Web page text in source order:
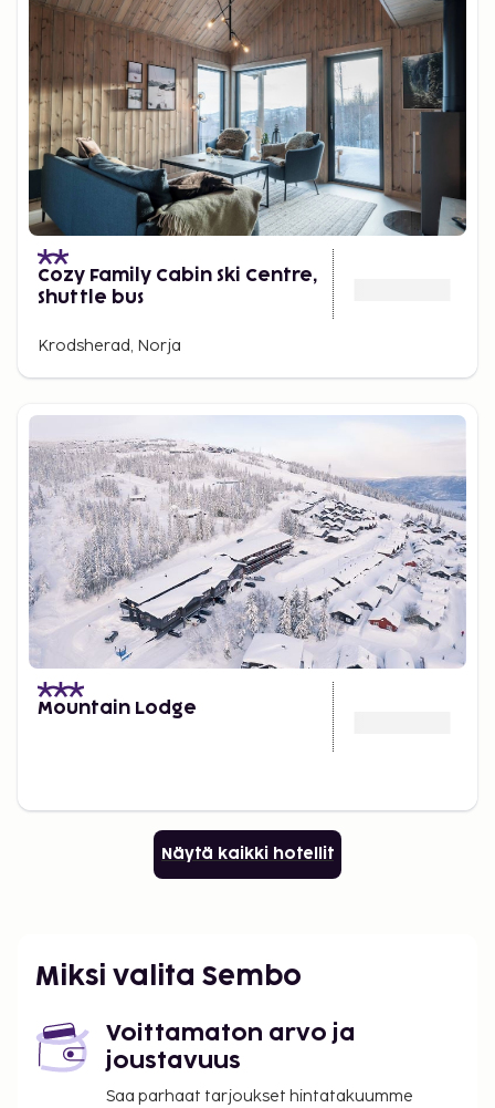
Cozy Family Cabin Ski Centre,
Shuttle bus
Krodsherad, Norja
Mountain Lodge
Näytä kaikki hotellit
Miksi valita Sembo
Voittamaton arvo ja
joustavuus
Saa parhaat tarjoukset hintatakuumme